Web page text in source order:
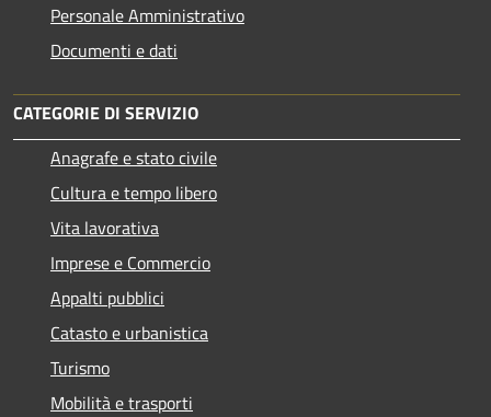
Personale Amministrativo
Documenti e dati
CATEGORIE DI SERVIZIO
Anagrafe e stato civile
Cultura e tempo libero
Vita lavorativa
Imprese e Commercio
Appalti pubblici
Catasto e urbanistica
Turismo
Mobilità e trasporti